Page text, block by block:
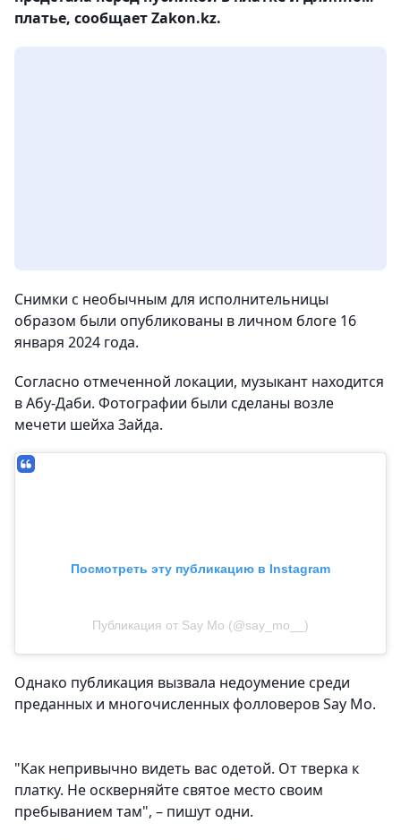
платье, сообщает Zakon.kz.
Снимки с необычным для исполнительницы
образом были опубликованы в личном блоге 16
января 2024 года.
Согласно отмеченной локации, музыкант находится
в Абу-Даби. Фотографии были сделаны возле
мечети шейха Зайда.
Посмотреть эту публикацию в Instagram
Публикация от Say Mo (@say_mo__)
Однако публикация вызвала недоумение среди
преданных и многочисленных фолловеров Say Mo.
"Как непривычно видеть вас одетой. От тверка к
платку. Не оскверняйте святое место своим
пребыванием там", – пишут одни.